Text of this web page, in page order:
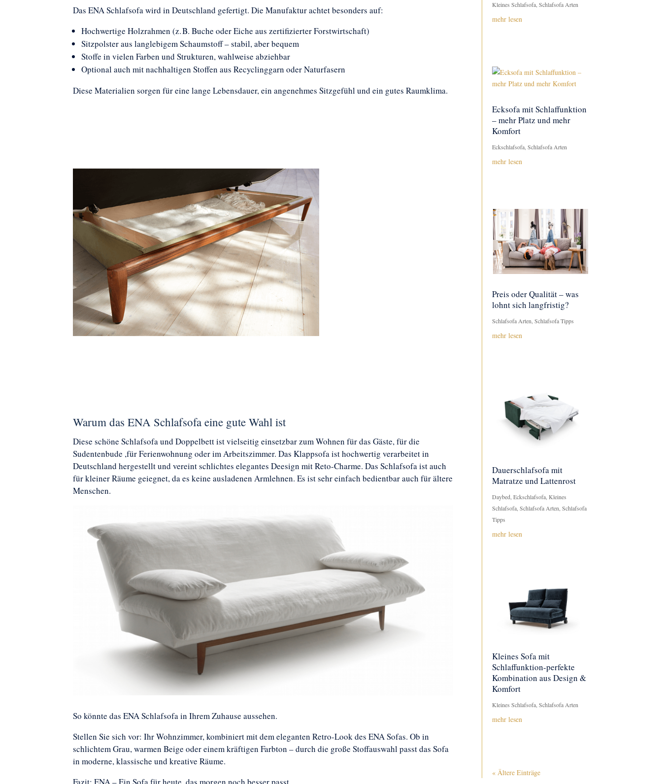
Das ENA Schlafsofa wird in Deutschland gefertigt. Die Manufaktur achtet besonders auf:
Hochwertige Holzrahmen (z. B. Buche oder Eiche aus zertifizierter Forstwirtschaft)
Sitzpolster aus langlebigem Schaumstoff – stabil, aber bequem
Stoffe in vielen Farben und Strukturen, wahlweise abziehbar
Optional auch mit nachhaltigen Stoffen aus Recyclinggarn oder Naturfasern
Diese Materialien sorgen für eine lange Lebensdauer, ein angenehmes Sitzgefühl und ein gutes Raumklima.
Warum das ENA Schlafsofa eine gute Wahl ist
Diese schöne Schlafsofa und Doppelbett ist vielseitig einsetzbar zum Wohnen für das Gäste, für die
Sudentenbude ,für Ferienwohnung oder im Arbeitszimmer. Das Klappsofa ist hochwertig verarbeitet in
Deutschland hergestellt und vereint schlichtes elegantes Deesign mit Reto-Charme. Das Schlafsofa ist auch
für kleiner Räume geiegnet, da es keine ausladenen Armlehnen. Es ist sehr einfach bedientbar auch für ältere
Menschen.
So könnte das ENA Schlafsofa in Ihrem Zuhause aussehen.
Stellen Sie sich vor: Ihr Wohnzimmer, kombiniert mit dem eleganten Retro-Look des ENA Sofas. Ob in
schlichtem Grau, warmen Beige oder einem kräftigen Farbton – durch die große Stoffauswahl passt das Sofa
in moderne, klassische und kreative Räume.
Fazit: ENA – Ein Sofa für heute, das morgen noch besser passt
Kleines Schlafsofa, Schlafsofa Arten
mehr lesen
Ecksofa mit Schlaffunktion
– mehr Platz und mehr
Komfort
Eckschlafsofa, Schlafsofa Arten
mehr lesen
Preis oder Qualität – was
lohnt sich langfristig?
Schlafsofa Arten Schlafsofa Tipps
mehr lesen
Dauerschlafsofa mit
Matratze und Lattenrost
Daybed Eckschlafsofa, Kleines
Schlafsofa, Schlafsofa Arten Schlafsofa
Tipps
mehr lesen
Kleines Sofa mit
Schlaffunktion-perfekte
Kombination aus Design &
Komfort
Kleines Schlafsofa,Schlafsofa Arten
mehr lesen
« Ältere Einträge